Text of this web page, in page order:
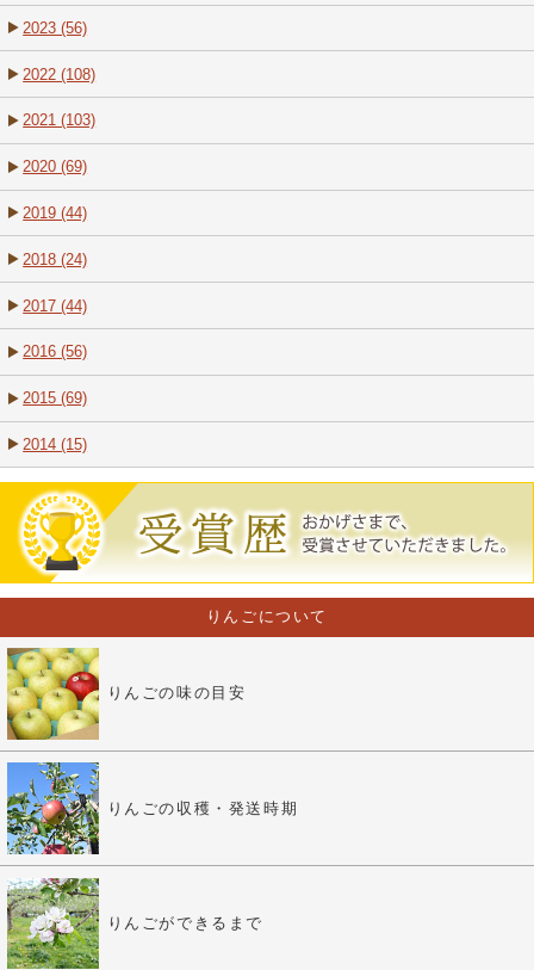
2023 (56)
2022 (108)
2021 (103)
2020 (69)
2019 (44)
2018 (24)
2017 (44)
2016 (56)
2015 (69)
2014 (15)
りんごについて
りんごの味の目安
りんごの収穫・発送時期
りんごができるまで